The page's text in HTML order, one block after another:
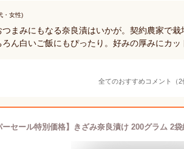
・女性)
つまみにもなる奈良漬はいかが。契約農家で
ろん白いご飯にもぴったり。好みの厚みにカ
全てのおすすめコメント（2